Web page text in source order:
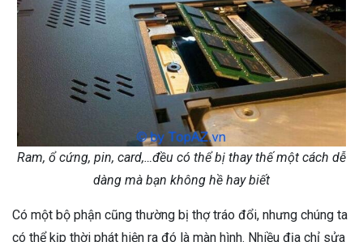
Ram, ổ cứng, pin, card,…đều có thể bị thay thế một cách dễ
dàng mà bạn không hề hay biết
Có một bộ phận cũng thường bị thợ tráo đổi, nhưng chúng ta
có thể kịp thời phát hiện ra đó là màn hình. Nhiều địa chỉ sửa